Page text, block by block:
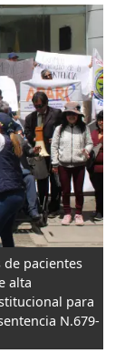
de pacientes
alta
para
N.679-